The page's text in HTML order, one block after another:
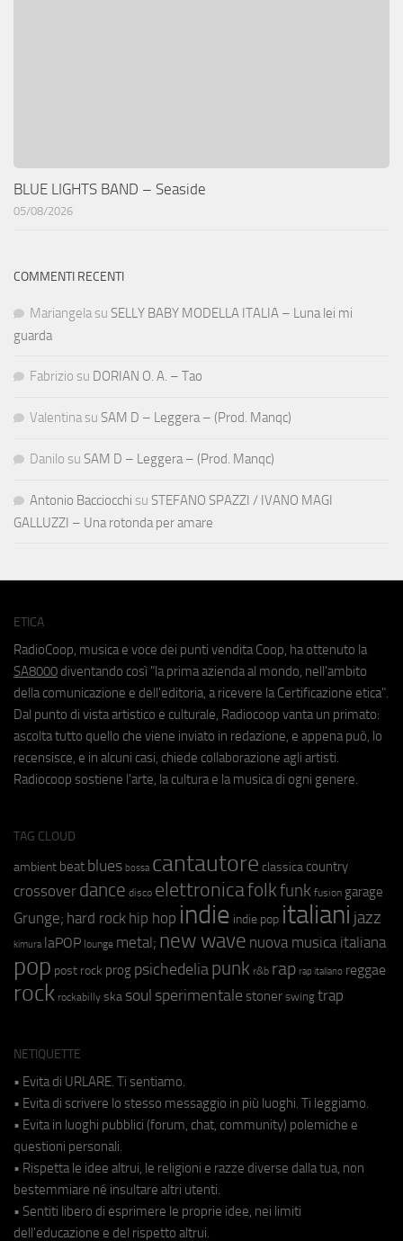
BLUE LIGHTS BAND – Seaside
05/08/2026
COMMENTI RECENTI
Mariangela su SELLY BABY MODELLA ITALIA – Luna lei mi
guarda
Fabrizio su DORIAN O. A. – Tao
Valentina su SAM D – Leggera – (Prod. Manqc)
Danilo su SAM D – Leggera – (Prod. Manqc)
Antonio Bacciocchi su STEFANO SPAZZI / IVANO MAGI
GALLUZZI – Una rotonda per amare
ETICA
RadioCoop, musica e voce dei punti vendita Coop, ha ottenuto la
SA8000 diventando così "la prima azienda al mondo, nell'ambito
della comunicazione e dell'editoria, a ricevere la Certificazione etica".
Dal punto di vista artistico e culturale, Radiocoop vanta un primato:
ascolta tutto quello che viene inviato in redazione, e appena può, lo
recensisce, e in alcuni casi, chiede collaborazione agli artisti.
Radiocoop sostiene l'arte, la cultura e la musica di ogni genere.
TAG CLOUD
ambient beat blues bossa cantautore classica country
crossover dance disco elettronicafolkfunk fusion garage
Grunge; hard rock hip hop indie indie pop italiani jazz
kimura laPOP lounge metal; new wave nuova musica italiana
pop post rock prog psichedeliapunk r&b rap rap italiano reggae
rock rockabilly ska soul sperimentale stoner swing trap
NETIQUETTE
• Evita di URLARE. Ti sentiamo.
• Evita di scrivere lo stesso messaggio in più luoghi. Ti leggiamo.
• Evita in luoghi pubblici (forum, chat, community) polemiche e
questioni personali.
• Rispetta le idee altrui, le religioni e razze diverse dalla tua, non
bestemmiare né insultare altri utenti.
• Sentiti libero di esprimere le proprie idee, nei limiti
dell'educazione e del rispetto altrui.